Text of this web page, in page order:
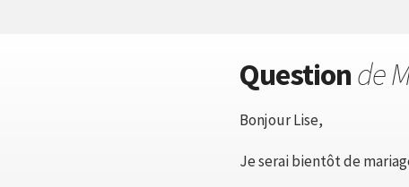
Questionde
Bonjour Lise,
Je serai bientôt de